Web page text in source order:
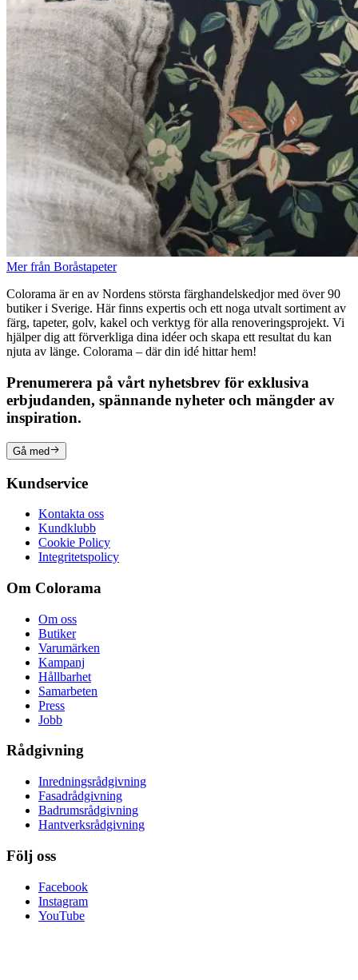
Mer från Boråstapeter
Colorama är en av Nordens största färghandelskedjor med över 90
butiker i Sverige. Här finns expertis och ett noga utvalt sortiment av
färg, tapeter, golv, kakel och verktyg för alla renoveringsprojekt. Vi
hjälper dig att förverkliga dina idéer och skapa ett resultat du kan
njuta av länge. Colorama – där din idé hittar hem!
Prenumerera på vårt nyhetsbrev för exklusiva
erbjudanden, spännande nyheter och mängder av
inspiration.
Gå med
Kundservice
Kontakta oss
Kundklubb
Cookie Policy
Integritetspolicy
Om Colorama
Om oss
Butiker
Varumärken
Kampanj
Hållbarhet
Samarbeten
Press
Jobb
Rådgivning
Inredningsrådgivning
Fasadrådgivning
Badrumsrådgivning
Hantverksrådgivning
Följ oss
Facebook
Instagram
YouTube